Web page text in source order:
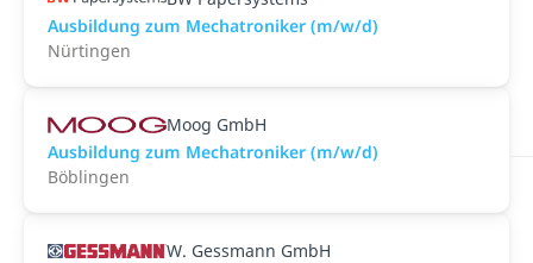
Ausbildung zum Mechatroniker (m/w/d)
Nürtingen
Moog GmbH
Ausbildung zum Mechatroniker (m/w/d)
Böblingen
W. Gessmann GmbH